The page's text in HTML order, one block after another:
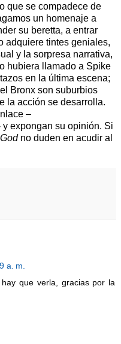
que se compadece de
un homenaje a
su beretta, a entrar
adquiere tintes geniales,
y la sorpresa narrativa,
hubiera llamado a Spike
en la última escena;
Bronx son suburbios
la acción se desarrolla.
–
expongan su opinión. Si
no duden en acudir al
a. m.
que verla, gracias por la